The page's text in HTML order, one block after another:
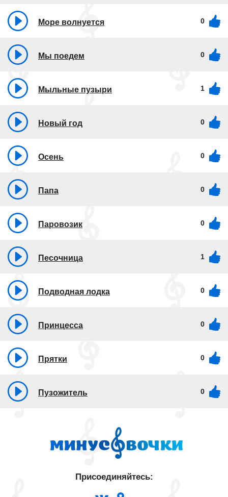
Море волнуется 0
Мы поедем 0
Мыльные пузыри 1
Новый год 0
Осень 0
Папа 0
Паровозик 0
Песочница 1
Подводная лодка 0
Принцесса 0
Прятки 0
Пузожитель 0
Присоединяйтесь: